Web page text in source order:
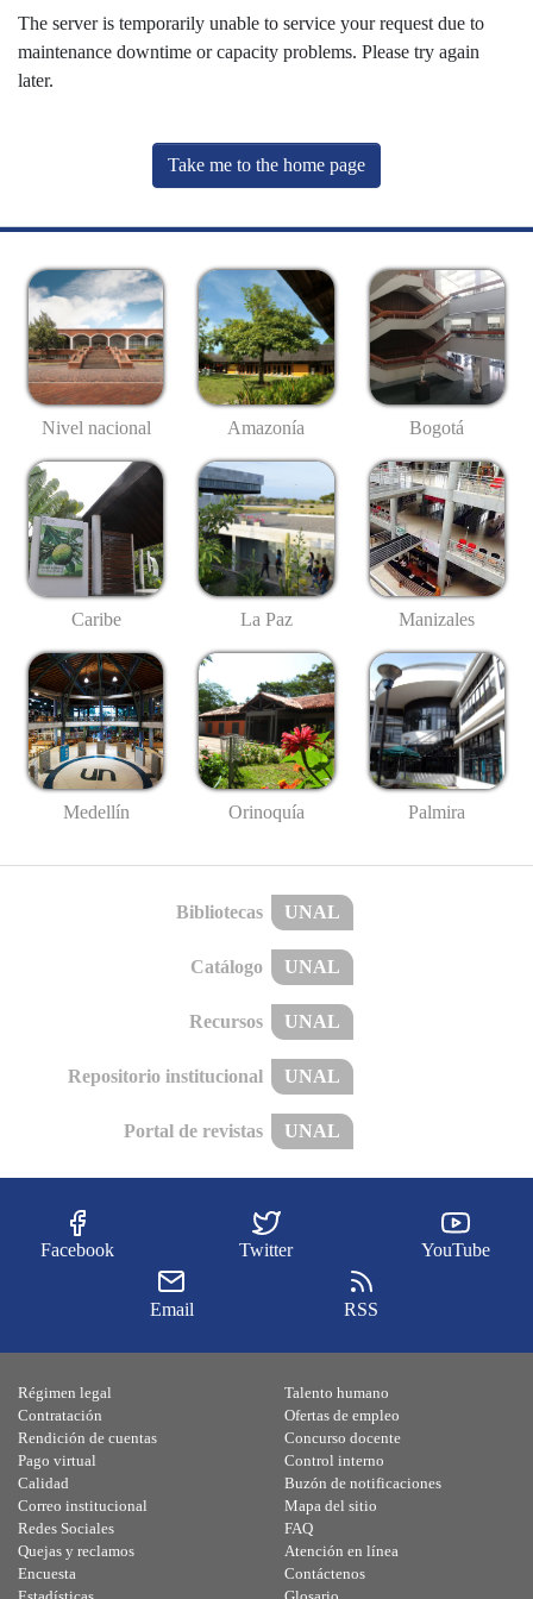
The server is temporarily unable to service your request due to
maintenance downtime or capacity problems. Please try again
later.
Take me to the home page
Nivel nacional Amazonía Bogotá
Caribe La Paz Manizales
Medellín Orinoquía Palmira
Bibliotecas UNAL
Catálogo UNAL
Recursos UNAL
Repositorio institucional UNAL
Portal de revistas UNAL
Facebook Twitter YouTube
Email RSS
Régimen legal
Contratación
Rendición de cuentas
Pago virtual
Calidad
Talento humano
Ofertas de empleo
Concurso docente
Control interno
Buzón de notificaciones
Correo institucional
Redes Sociales
Quejas y reclamos
Encuesta
Mapa del sitio
FAQ
Atención en línea
Contáctenos